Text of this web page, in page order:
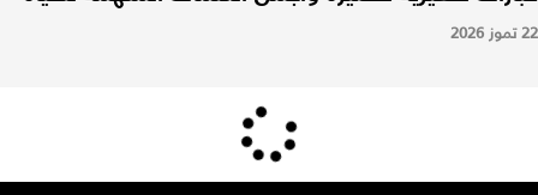
22 تموز 2026